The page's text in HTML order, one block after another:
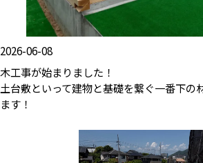
2026-06-08
木工事が始まりました！
土台敷といって建物と基礎を繋ぐ一番下の
ます！